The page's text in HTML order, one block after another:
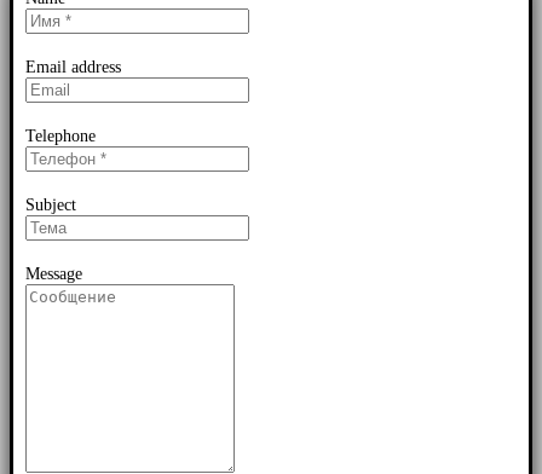
Email address
Telephone
Subject
Message